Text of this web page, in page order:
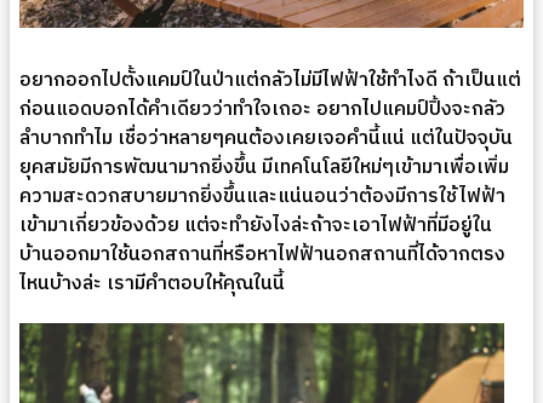
อยากออกไปตั้งแคมป์ในป่าแต่กลัวไม่มีไฟฟ้าใช้ทำไงดี ถ้าเป็นแต่
ก่อนแอดบอกได้คำเดียวว่าทำใจเถอะ อยากไปแคมป์ปิ้งจะกลัว
ลำบากทำไม เชื่อว่าหลายๆคนต้องเคยเจอคำนี้แน่ แต่ในปัจจุบัน
ยุคสมัยมีการพัฒนามากยิ่งขึ้น มีเทคโนโลยีใหม่ๆเข้ามาเพื่อเพิ่ม
ความสะดวกสบายมากยิ่งขึ้นและแน่นอนว่าต้องมีการใช้ไฟฟ้า
เข้ามาเกี่ยวข้องด้วย แต่จะทำยังไงล่ะถ้าจะเอาไฟฟ้าที่มีอยู่ใน
บ้านออกมาใช้นอกสถานที่หรือหาไฟฟ้านอกสถานที่ได้จากตรง
ไหนบ้างล่ะ เรามีคำตอบให้คุณในนี้